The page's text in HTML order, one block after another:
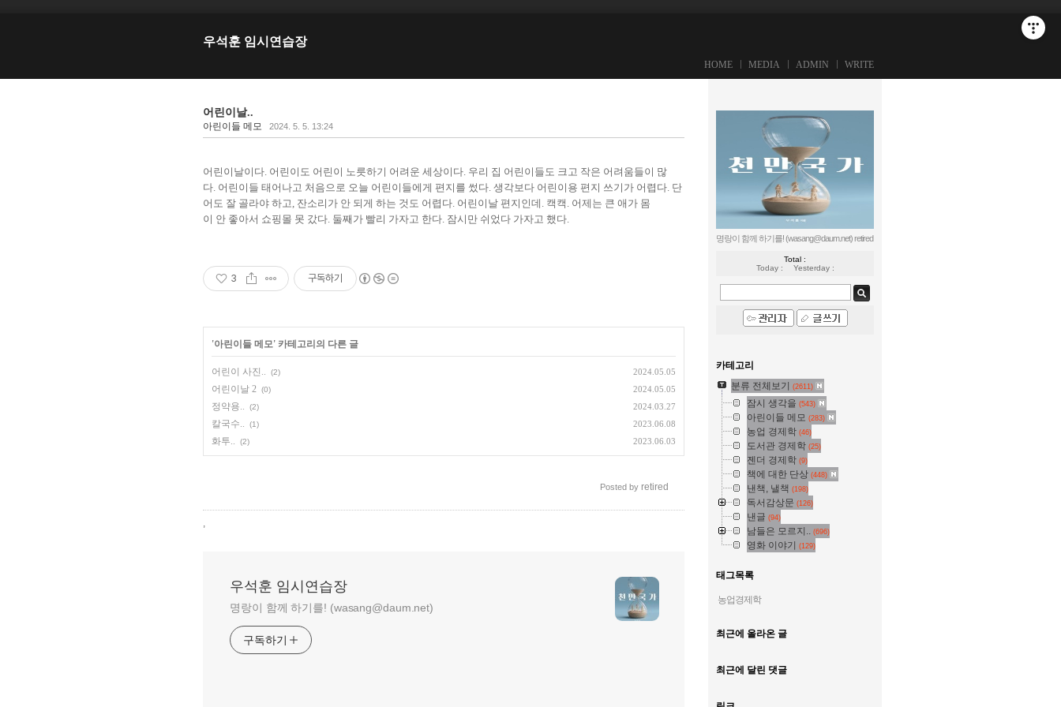
우석훈 임시연습장
HOME MEDIA ADMIN WRITE
어린이날..
아린이들 메모 2024. 5. 5. 13:24
어린이날이다. 어린이도 어린이 노릇하기 어려운 세상이다. 우리 집 어린이들도 크고 작은 어려움들이 많
다. 어린이들 태어나고 처음으로 오늘 어린이들에게 편지를 썼다. 생각보다 어린이용 편지 쓰기가 어렵다. 단
어도 잘 골라야 하고, 잔소리가 안 되게 하는 것도 어렵다. 어린이날 편지인데. 캑캑. 어제는 큰 애가 몸
이 안 좋아서 쇼핑몰 못 갔다. 둘째가 빨리 가자고 한다. 잠시만 쉬었다 가자고 했다.
3 구독하기
'아린이들 메모' 카테고리의 다른 글
어린이 사진.. (2) 2024.05.05
어린이날 2 (0) 2024.05.05
정약용.. (2) 2024.03.27
칼국수.. (1) 2023.06.08
화투.. (2) 2023.06.03
Posted by retired
,
우석훈 임시연습장
명랑이 함께 하기를! (wasang@daum.net)
구독하기
명랑이 함께 하기를! (wasang@daum.net)retired
Total :
Today :
Yesterday :
카테고리
분류 전체보기 (2611)
잠시 생각을 (543)
아린이들 메모 (283)
농업 경제학 (46)
도서관 경제학 (25)
젠더 경제학 (9)
책에 대한 단상 (448)
낸책, 낼책 (198)
독서감상문 (126)
낸글 (94)
남들은 모르지.. (696)
영화 이야기 (129)
태그목록
농업경제학
최근에 올라온 글
최근에 달린 댓글